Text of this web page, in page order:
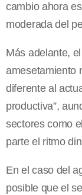
cambio ahora
moderada del
Más adelante,
amesetamiento
diferente al
productiva”,
sectores como
parte el ritmo
En el caso del
posible que el